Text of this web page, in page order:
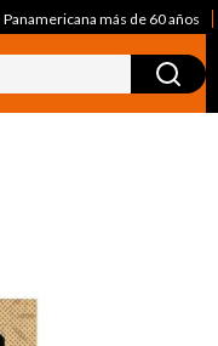
Panamericana más de 60 años